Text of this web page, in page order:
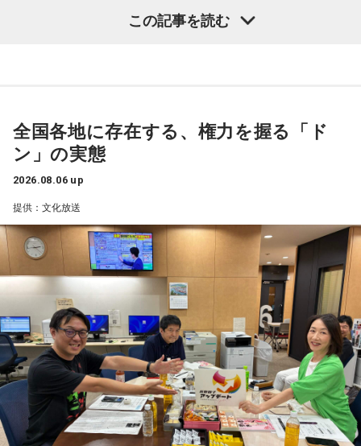
「551の豚まんがあるとき？ ないとき？」っていうCMがある
リスナーちゃんはそのことを言ってくれていて、それも楽し
かった！ 私も大阪に行く前から「みんなでやれたら楽しいだ
ろうな」と思っていたから、そういうこともできて楽しかっ
たですね！ 来てくれてありがとう！
----------------------------------------------------
この日の放送をradikoタイムフリーで聴く
※放送エリア外の方は、プレミアム会員の登録でご利用いた
----------------------------------------------------
＜番組概要＞
番組名：SCHOOL OF LOCK!
パーソナリティ：アンジー校長（アンジェリーナ1/3・
Gacharic Spin）、たんぼ教頭（溝上たんぼ）
放送日時：月曜～木曜 22:00～23:55／金曜 22:00～22:55
番組Webサイト：https://www.tfm.co.jp/lock/
番組公式X：@sol_info
鈴木敏夫（文化放送解説委員）
「福岡県議会で浮上した、議
長ポストをめぐる現金授受疑惑です。その渦中にいる藏内勇
常井健一「『ドン』はスペイン語に由来する外来語です。ボ
スよりもさらにスケールの大きな権力者を示す言葉として定
着しました。いま、ドンとして注目されるのが福岡県議会の
藏内議長。福岡県内には一昔前から『福岡三国志』という言
葉がありまして。現在は麻生太郎さん、武田良太さん、そし
て藏内さんが熾烈な権力闘争を繰り広げています」
長野「藏内さんだけ県議、ということですね」
常井「なぜ1人の地方議員が永田町の大物にも匹敵する大きな
力を持ったのか。きょうは福岡を入口に、全国に共通するド
ンの条件を探ります。私、10年ほど前に全国各地の地方選挙
を取材していたとき、どこへ行ってもドンと呼ばれる地元の
権力者がいたんですね。どういう人かというと、だいたい経
済力があって抜群に選挙が強くて。地元の首長や国会議員よ
この記事を読む
全国各地に存在する、権力を握る「ド
ン」の実態
2026.08.06 up
提供：文化放送